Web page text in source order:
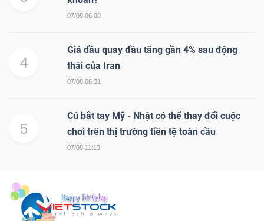
07/08 06:00
4
Giá dầu quay đầu tăng gần 4% sau động
thái của Iran
07/08 08:31
5
Cú bắt tay Mỹ - Nhật có thể thay đổi cuộc
chơi trên thị trường tiền tệ toàn cầu
07/08 11:13